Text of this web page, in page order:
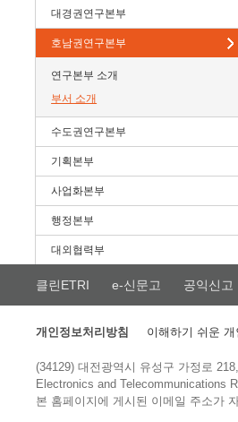
대경권연구본부
호남권연구본부
연구본부 소개
부서 소개
수도권연구본부
기획본부
사업화본부
행정본부
대외협력부
클린ETRI e-신문고 공익신고
개인정보처리방침 이해하기 쉬운
(34129) 대전광역시 유성구 가정로
Electronics and Telecommunications
본 홈페이지에 게시된 이메일 주소가